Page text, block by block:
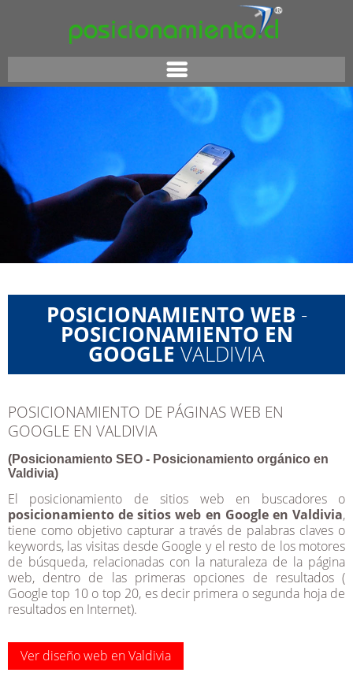
POSICIONAMIENTO WEB -
POSICIONAMIENTO EN
GOOGLE VALDIVIA
POSICIONAMIENTO DE PÁGINAS WEB EN
GOOGLE EN VALDIVIA
(Posicionamiento SEO - Posicionamiento orgánico en
Valdivia)
El posicionamiento de sitios web en buscadores o
posicionamiento de sitios web en Google en Valdivia,
tiene como objetivo capturar a través de palabras claves o
keywords, las visitas desde Google y el resto de los motores
de búsqueda, relacionadas con la naturaleza de la página
web, dentro de las primeras opciones de resultados (
Google top 10 o top 20, es decir primera o segunda hoja de
resultados en Internet).
Ver diseño web en Valdivia